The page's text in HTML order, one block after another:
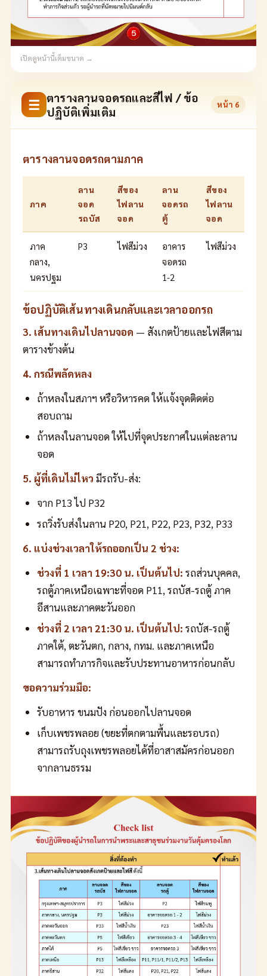
เปิดดูหน้านี้เต็มขนาด →
☰ ตารางลานจอดรถและสีไฟ / ข้อ
ปฏิบัติเพิ่มเติม
หน้า 6
ตารางลานจอดรถตามภาค
ภาค
ลาน
จอด
รถบัส
สีของ
ไฟลาน
จอด
ลาน
จอดรถ
ตู้
สีของ
ไฟลาน
จอด
ภาค
กลาง,
นครปฐม
P3 ไฟสีม่วง
อาคาร
จอดรถ
1-2
ไฟสีม่วง
ข้อปฏิบัติเส้นทางเดินกลับและเวลาออกรถ
3. เส้นทางเดินไปลานจอด — สังเกตป้ายและไฟสีตาม
ตารางข้างต้น
4. กรณีพลัดหลง
ถ้าหลงในสภาฯ หรือวิหารคด ให้แจ้งจุดติดต่อ
สอบถาม
ถ้าหลงในลานจอด ให้ไปที่จุดประกาศในแต่ละลาน
จอด
5. ผู้ที่เดินไม่ไหว มีรถรับ-ส่ง:
จาก P13 ไป P32
รถวิ่งรับส่งในลาน P20, P21, P22, P23, P32, P33
6. แบ่งช่วงเวลาให้รถออกเป็น 2 ช่วง:
ช่วงที่ 1 เวลา 19:30 น. เป็นต้นไป: รถส่วนบุคคล,
รถตู้ภาคเหนือเฉพาะที่จอด P11, รถบัส-รถตู้ ภาค
อีสานและภาคตะวันออก
ช่วงที่ 2 เวลา 21:30 น. เป็นต้นไป: รถบัส-รถตู้
ภาคใต้, ตะวันตก, กลาง, กทม. และภาคเหนือ
สามารถทำภารกิจและรับประทานอาหารก่อนกลับ
ขอความร่วมมือ:
รับอาหาร ขนมปัง ก่อนออกไปลานจอด
เก็บเพชรพลอย (ขยะที่ตกตามพื้นและรอบรถ)
สามารถรับถุงเพชรพลอยได้ที่อาสาสมัครก่อนออก
จากลานธรรม